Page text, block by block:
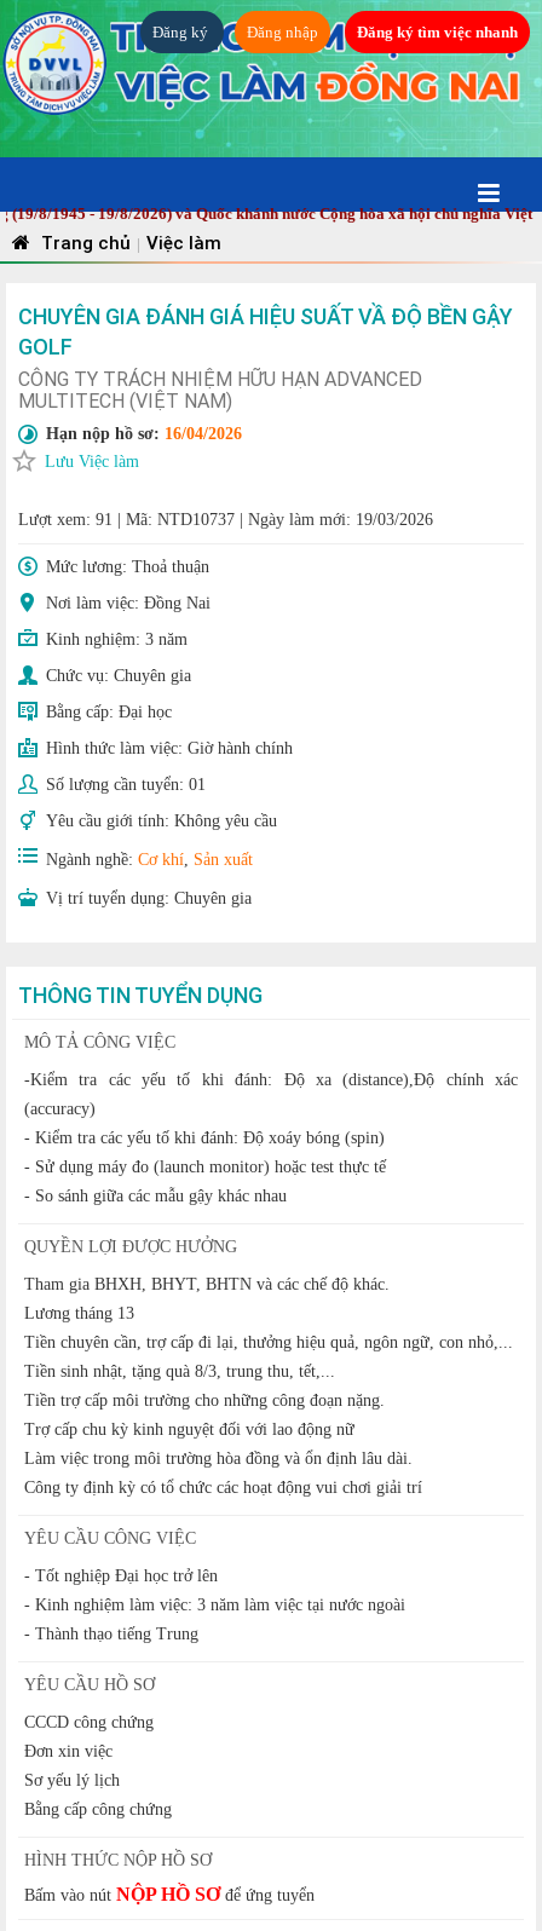
Đăng ký Đăng nhập Đăng ký tìm việc nhanh
1945 - 19/8/2026) và Quốc khánh nước Cộng hòa xã hội chủ nghĩa Việt
Trang chủ | Việc làm
CHUYÊN GIA ĐÁNH GIÁ HIỆU SUẤT VẦ ĐỘ BỀN GẬY
GOLF
CÔNG TY TRÁCH NHIỆM HỮU HẠN ADVANCED
MULTITECH (VIỆT NAM)
Hạn nộp hồ sơ: 16/04/2026
Lưu Việc làm
Lượt xem: 91 Mã: NTD10737 Ngày làm mới: 19/03/2026
Mức lương: Thoả thuận
Nơi làm việc: Đồng Nai
Kinh nghiệm: 3 năm
Chức vụ: Chuyên gia
Bằng cấp: Đại học
Hình thức làm việc: Giờ hành chính
Số lượng cần tuyển: 01
Yêu cầu giới tính: Không yêu cầu
Ngành nghề: Cơ khí, Sản xuất
Vị trí tuyển dụng: Chuyên gia
THÔNG TIN TUYỂN DỤNG
MÔ TẢ CÔNG VIỆC
-Kiểm tra các yếu tố khi đánh: Độ xa (distance),Độ chính xác
(accuracy)
- Kiểm tra các yếu tố khi đánh: Độ xoáy bóng (spin)
- Sử dụng máy đo (launch monitor) hoặc test thực tế
- So sánh giữa các mẫu gậy khác nhau
QUYỀN LỢI ĐƯỢC HƯỞNG
Tham gia BHXH, BHYT, BHTN và các chế độ khác.
Lương tháng 13
Tiền chuyên cần, trợ cấp đi lại, thưởng hiệu quả, ngôn ngữ, con nhỏ,...
Tiền sinh nhật, tặng quà 8/3, trung thu, tết,...
Tiền trợ cấp môi trường cho những công đoạn nặng.
Trợ cấp chu kỳ kinh nguyệt đối với lao động nữ
Làm việc trong môi trường hòa đồng và ổn định lâu dài.
Công ty định kỳ có tổ chức các hoạt động vui chơi giải trí
YÊU CẦU CÔNG VIỆC
- Tốt nghiệp Đại học trở lên
- Kinh nghiệm làm việc: 3 năm làm việc tại nước ngoài
- Thành thạo tiếng Trung
YÊU CẦU HỒ SƠ
CCCD công chứng
Đơn xin việc
Sơ yếu lý lịch
Bằng cấp công chứng
HÌNH THỨC NỘP HỒ SƠ
Bấm vào nút NỘP HỒ SƠđể ứng tuyển